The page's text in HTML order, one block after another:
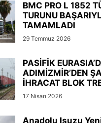
BMC PRO L 1852
TURUNU
TAMAMLADI
29 Temmuz 2026
PASİFİK
ADIMİZMİR’DEN
İHRACAT BLOK
17 Nisan 2026
Anadolu Isuzu